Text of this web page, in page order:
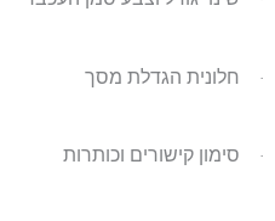
· חלונית הגדלת מסך
· סימון קישורים וכותרות